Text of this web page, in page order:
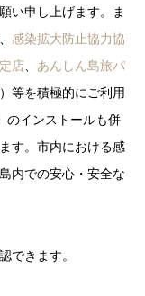
い申し上げます。ま
感染拡大防止協力協
店、 あんしん島旅パ
等を積極的にご利用
のインストールも併
す。市内における感
内での安心・安全な
できます。